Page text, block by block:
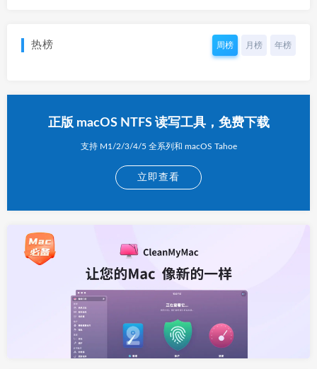
热榜 周榜 月榜 年榜
正版 macOS NTFS 读写工具，免费下载
支持 M1/2/3/4/5 全系列和 macOS Tahoe
立即查看